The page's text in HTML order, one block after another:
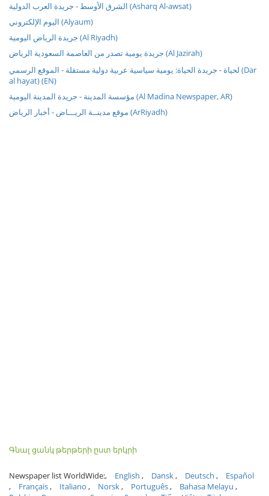
الشرق الأوسط - جريدة العرب الدولية (Asharq Al-awsat)
اليوم الإلكتروني (Alyaum)
جريدة الرياض اليومية (Al Riyadh)
جريدة يومية تصدر من العاصمة السعودية الرياض (Al Jazirah)
لحياة - جريدة الحياة: يومية سياسية عربية دولية مستقلة - الموقع الرسمي (Dar
al hayat) (EN)
مؤسسة المدينة - جريدة المدينة اليومية (Al Madina Newspaper, AR)
موقع مدينــة الريـــاض - أخبار الرياض (ArRiyadh)
Գնալ ցանկ թերթերի ըստ երկրի
Newspaper list WorldWide: English Dansk Deutsch
Español
Français
Italiano Norsk Português
Bahasa Melayu